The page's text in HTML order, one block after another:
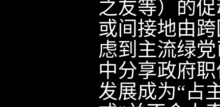
之友等）的
或间接地由
虑到主流绿
中分享政府
发展成为“占